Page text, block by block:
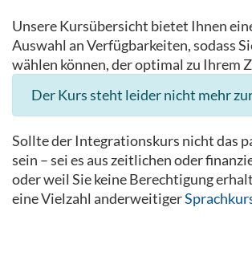
Unsere Kursübersicht bietet Ihnen
Auswahl an Verfügbarkeiten, sodass
wählen können, der optimal zu Ihrem
Der Kurs steht leider nicht mehr
Sollte der Integrationskurs nicht das
sein – sei es aus zeitlichen oder
oder weil Sie keine Berechtigung
eine Vielzahl anderweitiger